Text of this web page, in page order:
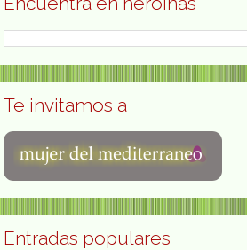
Te invitamos a
Entradas populares